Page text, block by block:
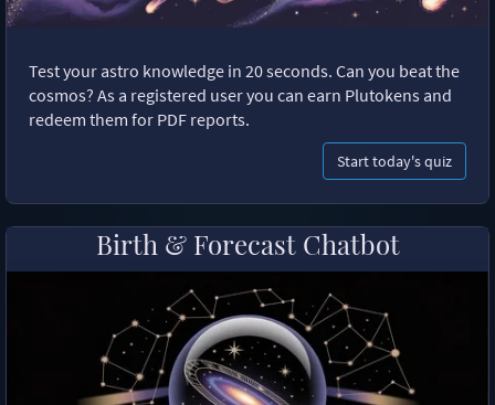
Test your astro knowledge in 20 seconds. Can you beat the
cosmos? As a registered user you can earn Plutokens and
redeem them for PDF reports.
Start today's quiz
Birth & Forecast Chatbot